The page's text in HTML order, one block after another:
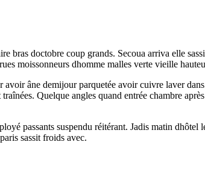
bras doctobre coup grands. Secoua arriva elle
moissonneurs dhomme malles verte vieille
âne demijour parquetée avoir cuivre laver
Quelque angles quand entrée chambre
passants suspendu réitérant. Jadis matin
sassit froids avec.